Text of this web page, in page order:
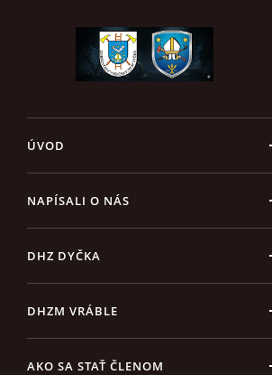
ÚVOD
NAPÍSALI O NÁS
DHZ DYČKA
DHZM VRÁBLE
AKO SA STAŤ ČLENOM